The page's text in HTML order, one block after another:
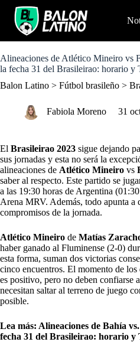
o
c
n
Alineaciones de Atlético Mineiro vs
la fecha 31 del Brasileirao: horario y
Balon Latino > Fútbol brasileño >
Fabiola Moreno 31
El Brasileirao 2023 sigue dejando
sus jornadas y esta no será la
alineaciones de Atlético Mineiro vs
saber al respecto. Este partido se
a las 19:30 horas de Argentina
Arena MRV. Además, todo apunta a
compromisos de la jornada.
Atlético Mineiro de Matías
haber ganado al Fluminense (2-0)
esta forma, suman dos victorias
cinco encuentros. El momento de
es positivo, pero no deben confiarse
necesitan saltar al terreno de juego
posible.
Lea más: Alineaciones de Bahía
fecha 31 del Brasileirao: horario y